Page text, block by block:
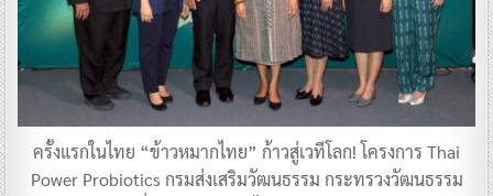
ครั้งแรกในไทย “ข้าวหมากไทย” ก้าวสู่เวทีโลก! โครงการ Thai
Power Probiotics กรมส่งเสริมวัฒนธรรม กระทรวงวัฒนธรรม